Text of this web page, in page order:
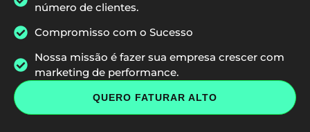
número de clientes.
Compromisso com o Sucesso​
Nossa missão é fazer sua empresa crescer com
marketing de performance.​
QUERO FATURAR ALTO